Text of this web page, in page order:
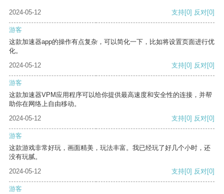
2024-05-12 支持[0] 反对[0]
游客
这款加速器app的操作有点复杂，可以简化一下，比如将设置页面进行优
化。
2024-05-12
支持[0] 反对[0]
游客
这款加速器VPM应用程序可以给你提供最高速度和安全性的连接，并帮
助你在网络上自由移动。
2024-05-12
支持[0] 反对[0]
游客
这款游戏非常好玩，画面精美，玩法丰富。我已经玩了好几个小时，还
没有玩腻。
2024-05-12
支持[0] 反对[0]
游客